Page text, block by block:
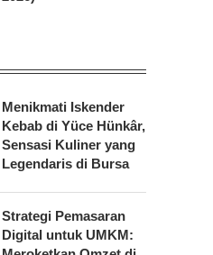
Menikmati Iskender
Kebab di Yüce Hünkâr,
Sensasi Kuliner yang
Legendaris di Bursa
Strategi Pemasaran
Digital untuk UMKM: